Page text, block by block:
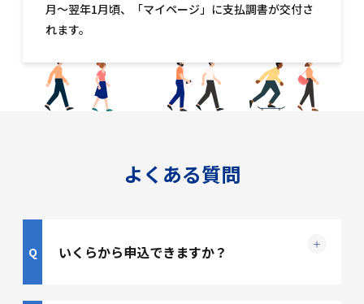
月～翌年1月頃、「マイページ」に支払調書が交付さ
れます。
よくある質問
いくらから申込できますか？